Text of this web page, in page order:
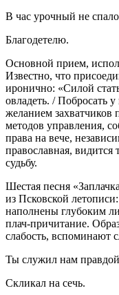
В час урочный не
Благодетелю.
Основной прием,
Известно, что
иронично: «Силой
овладеть. / Побросать
желанием захватчиков
методов управления,
права на вече,
православная,
судьбу.
Шестая песня
из Псковской
наполнены глубоким
плач-причитание.
слабость, вспоминают
Ты служил нам
Скликал на сечь.